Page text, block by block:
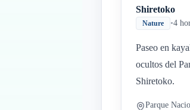
Shiretoko
Nature •4
Paseo en
ocultos del
Shiretoko.
Parque